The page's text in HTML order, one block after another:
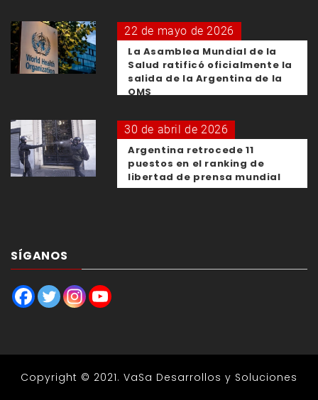
22 de mayo de 2026
La Asamblea Mundial de la
Salud ratificó oficialmente la
salida de la Argentina de la
OMS
30 de abril de 2026
Argentina retrocede 11
puestos en el ranking de
libertad de prensa mundial
SÍGANOS
Copyright © 2021. VaSa Desarrollos y Soluciones